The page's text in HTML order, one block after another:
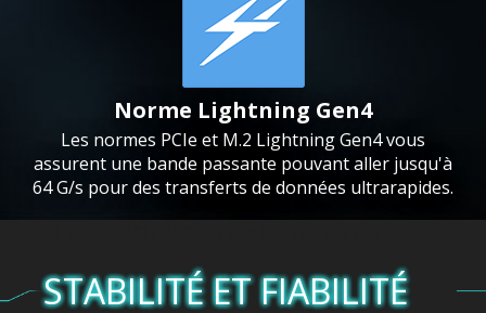
Norme Lightning Gen4
Les normes PCIe et M.2 Lightning Gen4 vous
assurent une bande passante pouvant aller jusqu'à
64 G/s pour des transferts de données ultrarapides.
STABILITÉ ET FIABILITÉ